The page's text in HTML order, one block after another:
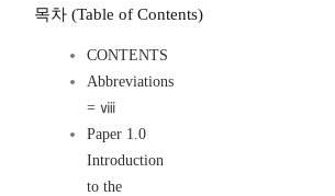
목차 (Table of Contents)
CONTENTS
Abbreviations
= ⅷ
Paper 1.0
Introduction
to the